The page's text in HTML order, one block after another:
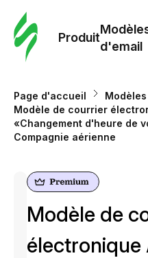
Produit
d'email
Page d'accueil
Modèle de courrier
«Changement d'heure de
Compagnie aérienne
Modèle de
électronique